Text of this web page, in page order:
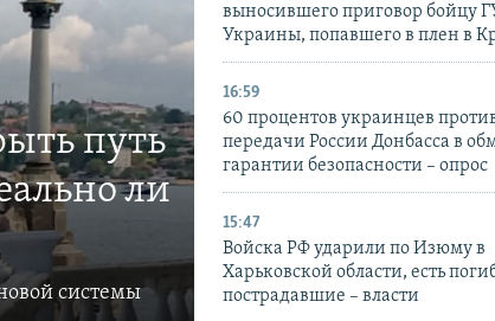
путь
ли
системы
выносившего приговор бойцу
Украины, попавшего в плен в
16:59
60 процентов украинцев
передачи России Донбасса в
гарантии безопасности – опрос
15:47
Войска РФ ударили по Изюму в
Харьковской области, есть
пострадавшие – власти